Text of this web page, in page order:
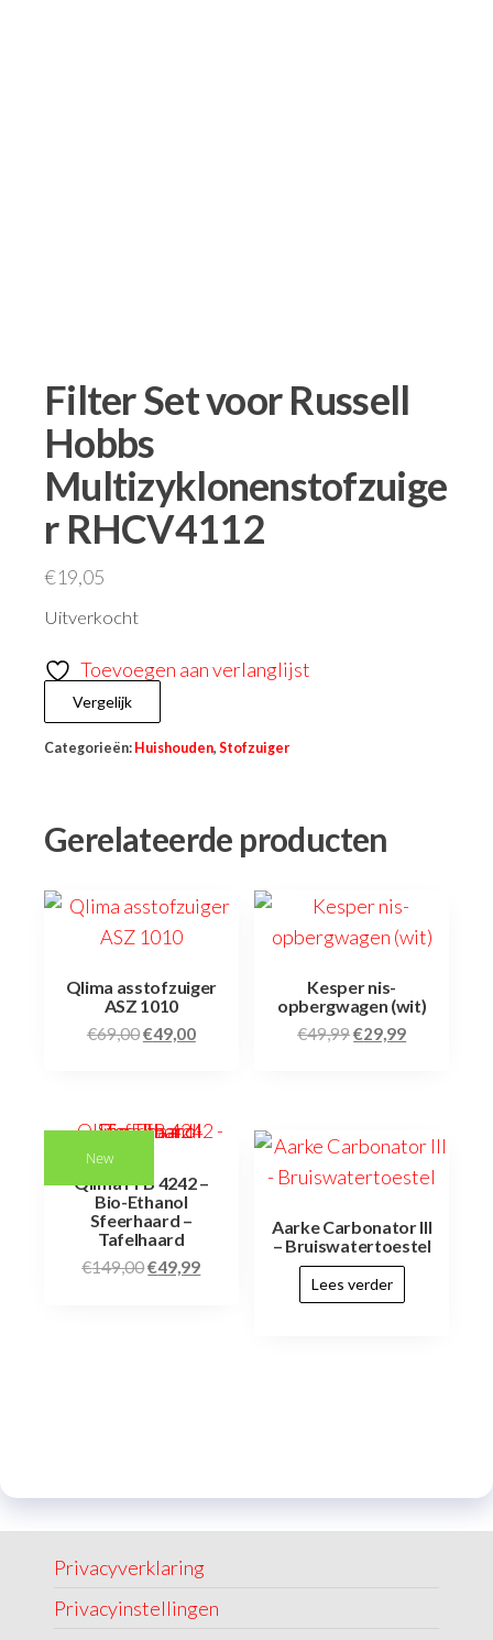
Filter Set voor Russell
Hobbs
Multizyklonenstofzuige
r RHCV4112
€19,05
Uitverkocht
Toevoegen aan verlanglijst
Vergelijk
Categorieën: Huishouden, Stofzuiger
Gerelateerde producten
Qlima asstofzuiger
ASZ 1010
€69,00€49,00
Kesper nis-
opbergwagen (wit)
€49,99€29,99
New
Qlima FFB 4242 –
Bio-Ethanol
Sfeerhaard –
Tafelhaard
€149,00€49,99
Aarke Carbonator III
– Bruiswatertoestel
Lees verder
Privacyverklaring
Privacyinstellingen